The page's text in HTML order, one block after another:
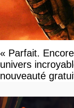
« Parfait.
univers
nouveauté